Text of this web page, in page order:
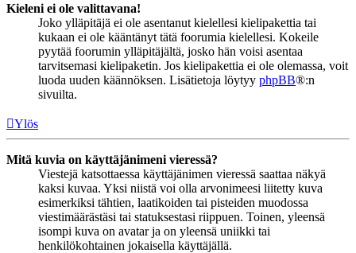
Kieleni ei ole valittavana!
Joko ylläpitäjä ei ole asentanut kielellesi kielipakettia tai
kukaan ei ole kääntänyt tätä foorumia kielellesi. Kokeile
pyytää foorumin ylläpitäjältä, josko hän voisi asentaa
tarvitsemasi kielipaketin. Jos kielipakettia ei ole olemassa, voit
luoda uuden käännöksen. Lisätietoja löytyy phpBB®:n
sivuilta.
Ylös
Mitä kuvia on käyttäjänimeni vieressä?
Viestejä katsottaessa käyttäjänimen vieressä saattaa näkyä
kaksi kuvaa. Yksi niistä voi olla arvonimeesi liitetty kuva
esimerkiksi tähtien, laatikoiden tai pisteiden muodossa
viestimäärästäsi tai statuksestasi riippuen. Toinen, yleensä
isompi kuva on avatar ja on yleensä uniikki tai
henkilökohtainen jokaisella käyttäjällä.